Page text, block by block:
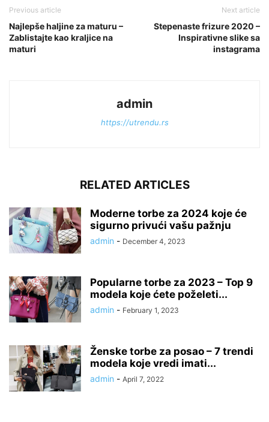
Previous article
Najlepše haljine za maturu –
Zablistajte kao kraljice na
maturi
Next article
Stepenaste frizure 2020 –
Inspirativne slike sa
instagrama
admin
https://utrendu.rs
RELATED ARTICLES
Moderne torbe za 2024 koje će
sigurno privući vašu pažnju
admin - December 4, 2023
Popularne torbe za 2023 – Top 9
modela koje ćete poželeti...
admin - February 1, 2023
Ženske torbe za posao – 7 trendi
modela koje vredi imati...
admin - April 7, 2022